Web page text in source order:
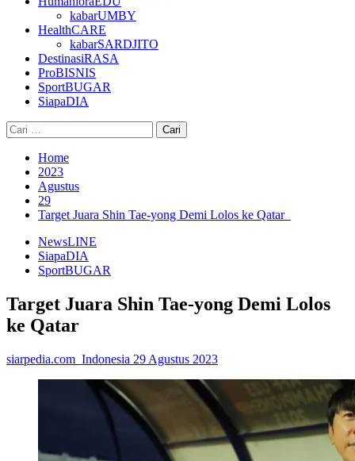
kabarUMBY
HealthCARE
kabarSARDJITO
DestinasiRASA
ProBISNIS
SportBUGAR
SiapaDIA
Cari
untuk:
Home
2023
Agustus
29
Target Juara Shin Tae-yong Demi Lolos ke Qatar
NewsLINE
SiapaDIA
SportBUGAR
Target Juara Shin Tae-yong Demi Lolos
ke Qatar
siarpedia.com_Indonesia 29 Agustus 2023